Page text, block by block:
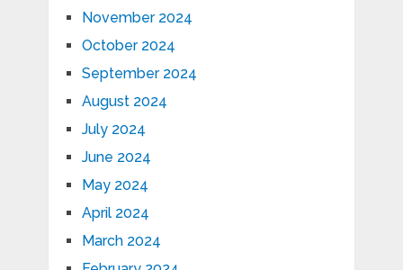
November 2024
October 2024
September 2024
August 2024
July 2024
June 2024
May 2024
April 2024
March 2024